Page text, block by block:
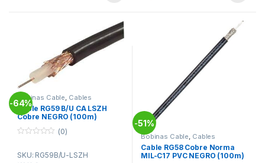
-64%
Bobinas Cable, Cables
Radiofrecuencia , Conectividad
Cable RG59 B/U CA LSZH
Cobre NEGRO (100m)
u
(0)
SKU: RG59B/U-LSZH
-51%
Bobinas Cable, Cables
Radiofrecuencia , Conectividad
Cable RG58 Cobre Norma
MIL-C17 PVC NEGRO (100m)